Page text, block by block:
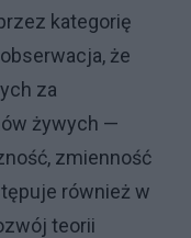
kategorię
że
za
żywych —
zmienność
również w
teorii